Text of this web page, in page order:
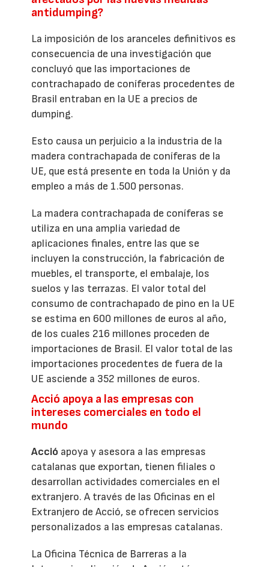
antidumping?
La imposición de los aranceles definitivos es
consecuencia de una investigación que
concluyó que las importaciones de
contrachapado de coníferas procedentes de
Brasil entraban en la UE a precios de
dumping.
Esto causa un perjuicio a la industria de la
madera contrachapada de coníferas de la
UE, que está presente en toda la Unión y da
empleo a más de 1.500 personas.
La madera contrachapada de coníferas se
utiliza en una amplia variedad de
aplicaciones finales, entre las que se
incluyen la construcción, la fabricación de
muebles, el transporte, el embalaje, los
suelos y las terrazas. El valor total del
consumo de contrachapado de pino en la UE
se estima en 600 millones de euros al año,
de los cuales 216 millones proceden de
importaciones de Brasil. El valor total de las
importaciones procedentes de fuera de la
UE asciende a 352 millones de euros.
Acció apoya a las empresas con
intereses comerciales en todo el
mundo
Acció apoya y asesora a las empresas
catalanas que exportan, tienen filiales o
desarrollan actividades comerciales en el
extranjero. A través de las Oficinas en el
Extranjero de Acció, se ofrecen servicios
personalizados a las empresas catalanas.
La Oficina Técnica de Barreras a la